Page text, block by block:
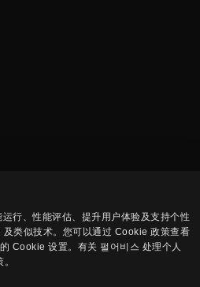
行、性能评估、提升用户体验及支持个性
类似技术。您可以通过 Cookie 政策查看
Cookie 设置。有关 펄어비스 处理个人